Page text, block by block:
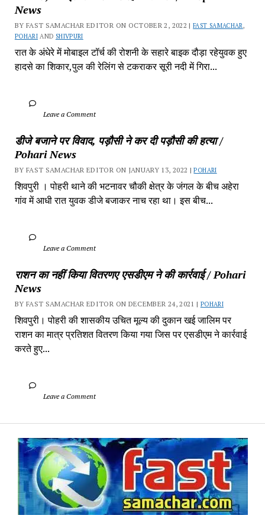
News
BY FAST SAMACHAR EDITOR ON OCTOBER 2, 2022 | FAST SAMACHAR
POHARI AND SHIVPURI
रात के अंधेरे में मोबाइल टॉर्च की रोशनी के सहारे बाइक दौड़ा रहेयुवक हुए
हादसे का शिकार,पुल की रेलिंग से टकराकर सूरी नदी में गिरा...
		Leave a Comment
डीजे बजाने पर विवाद, पड़ौसी ने कर दी पड़ौसी की हत्या /
Pohari News
BY FAST SAMACHAR EDITOR ON JANUARY 13, 2022 | POHARI
शिवपुरी‎ । पोहरी थाने की भटनावर चौकी क्षेत्र‎ के जंगल के बीच अहेरा
गांव में‎ आधी रात युवक डीजे बजाकर‎ नाच रहा था। इस बीच...
		Leave a Comment
राशन का नहीं किया वितरणए एसडीएम ने की कार्रवाई / Pohari
News
BY FAST SAMACHAR EDITOR ON DECEMBER 24, 2021 | POHARI
शिवपुरी। पोहरी की शासकीय उचित मूल्य की दुकान खई जालिम पर
राशन का मात्र प्रतिशत वितरण किया गया जिस पर एसडीएम ने कार्रवाई
करते हुए...
		Leave a Comment
-